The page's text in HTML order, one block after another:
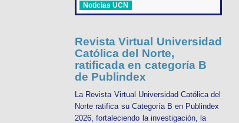
Noticias UCN
Revista Virtual Universidad
Católica del Norte,
ratificada en categoría B
de Publindex
La Revista Virtual Universidad Católica del
Norte ratifica su Categoría B en Publindex
2026, fortaleciendo la investigación, la